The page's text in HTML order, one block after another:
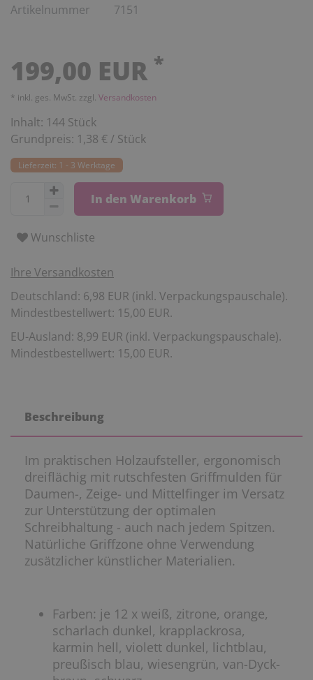
Artikelnummer 7151
199,00 EUR *
* inkl. ges. MwSt. zzgl. Versandkosten
Inhalt: 144 Stück
Grundpreis: 1,38 € / Stück
Lieferzeit: 1 - 3 Werktage
In den Warenkorb
Wunschliste
Ihre Versandkosten
Deutschland: 6,98 EUR (inkl. Verpackungspauschale).
Mindestbestellwert: 15,00 EUR.
EU-Ausland: 8,99 EUR (inkl. Verpackungspauschale).
Mindestbestellwert: 15,00 EUR.
Beschreibung
Im praktischen Holzaufsteller, ergonomisch
dreiflächig mit rutschfesten Griffmulden für
Daumen-, Zeige- und Mittelfinger im Versatz
zur Unterstützung der optimalen
Schreibhaltung - auch nach jedem Spitzen.
Natürliche Griffzone ohne Verwendung
zusätzlicher künstlicher Materialien.
Farben: je 12 x weiß, zitrone, orange,
scharlach dunkel, krapplackrosa,
karmin hell, violett dunkel, lichtblau,
preußisch blau, wiesengrün, van-Dyck-